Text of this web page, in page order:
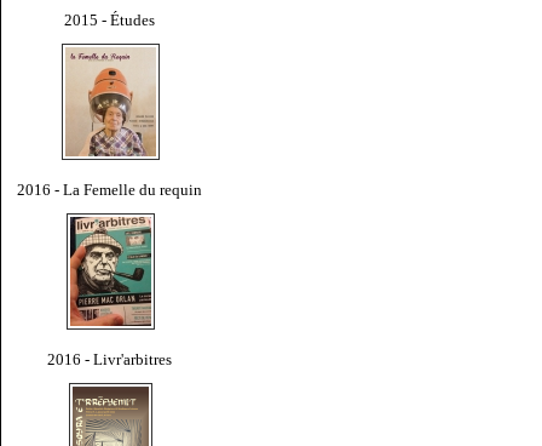
2015 - Études
2016 - La Femelle du requin
2016 - Livr'arbitres